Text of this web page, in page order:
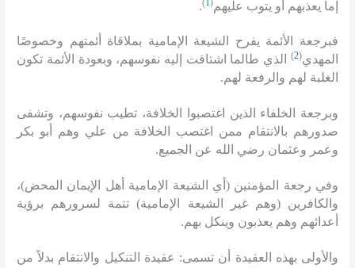
إما يعذبهم أو يتوب عليهم
.
فبرجعة الأئمة يفرح الشيعة الإمامية بملاقاة أئمتهم وخصوصًا
المهدي(
2
)
الذي طالما اشتاقت إليه نفوسهم، وبعودة الأئمة تكون
الغلبة لهم والرفعة لهم.
وبرجعة الخلفاء الذين اغتصبوا الخلافة، تطيب نفوسهم، وتشفى
صدورهم بالانتقام ممن اغتصب الخلافة من علي وهم أبو بكر
وعمر وعثمان رضي الله عن الجميع.
وفي رجعة المؤمنين( أي الشيعة الإمامية أهل الإيمان المحض)،
والكافرين(وهم غير الشيعة الإمامية) تتمة لسرورهم برؤية
أعدائهم وهم يعذبون وينكل بهم.
والأولى بهذه العقيدة أن تسمى: عقيدة التنكيل والانتقام بدلاً من